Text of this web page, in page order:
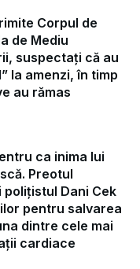
Corpul de
de Mediu
suspectați că au
la amenzi, în timp
au rămas
ca inima lui
Preotul
polițistul Dani Cek
pentru salvarea
dintre cele mai
cardiace